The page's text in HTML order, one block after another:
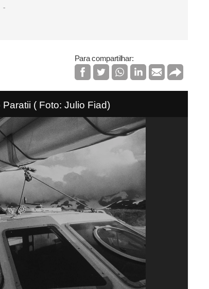
Para compartilhar:
( Foto: Julio Fiad)